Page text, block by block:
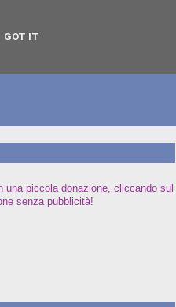
piccola donazione, cliccando sul
senza pubblicità!
GOT IT